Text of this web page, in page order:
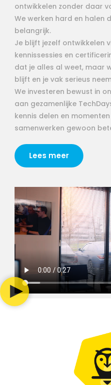
ontwikkelen zonder daar
We werken hard en halen
belangrijk.
Je blijft jezelf ontwikkelen
kennissessies en
dat je alles al weet, maar
blijft en je vak serieus
We investeren bewust in
aan gezamenlijke
kennis delen en
samenwerken gewoon
Lees meer